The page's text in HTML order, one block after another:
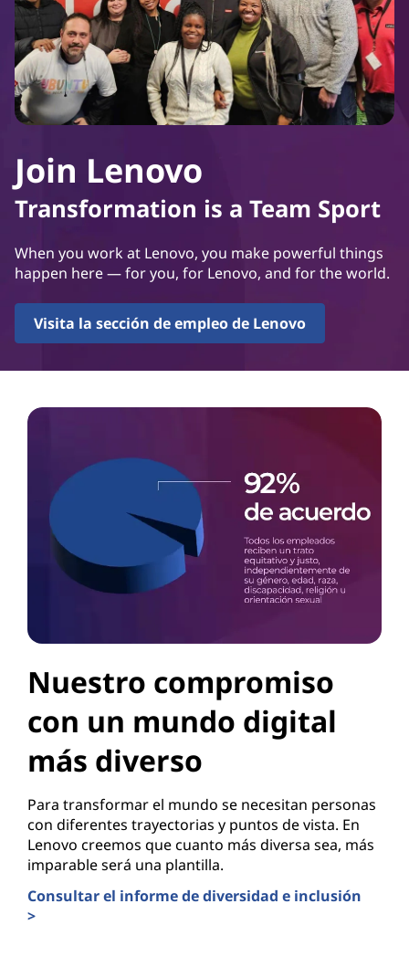
Join Lenovo
Transformation is a Team Sport
When you work at Lenovo, you make powerful things
happen here — for you, for Lenovo, and for the world.
Visita la sección de empleo de Lenovo
Nuestro compromiso
con un mundo digital
más diverso
Para transformar el mundo se necesitan personas
con diferentes trayectorias y puntos de vista. En
Lenovo creemos que cuanto más diversa sea, más
imparable será una plantilla.
Consultar el informe de diversidad e inclusión
>